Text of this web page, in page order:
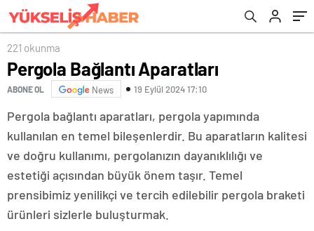
221 okunma
Pergola Bağlantı Aparatları
ABONE OL News 19 Eylül 2024 17:10
Pergola bağlantı aparatları, pergola yapımında
kullanılan en temel bileşenlerdir. Bu aparatların kalitesi
ve doğru kullanımı, pergolanızın dayanıklılığı ve
estetiği açısından büyük önem taşır. Temel
prensibimiz yenilikçi ve tercih edilebilir pergola braketi
ürünleri sizlerle buluşturmak.